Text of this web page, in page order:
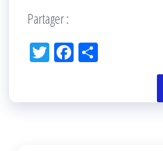
Partager :
Tw Fac
k r